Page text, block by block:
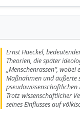
Ernst Haeckel,
Theorien, die später
„Menschenrassen“,
Maßnahmen und äußerte
Trotz wissenschaftlicher
seines Einflusses auf